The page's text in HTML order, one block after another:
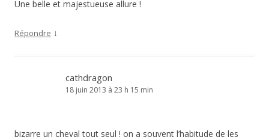
Une belle et majestueuse allure !
Répondre ↓
cathdragon
18 juin 2013 à 23 h 15 min
bizarre un cheval tout seul ! on a souvent l’habitude de les